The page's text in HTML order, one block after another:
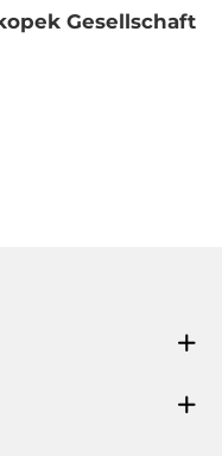
Gesellschaft